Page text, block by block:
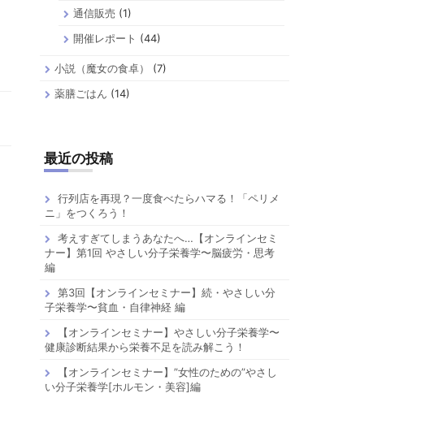
通信販売 (1)
開催レポート (44)
小説（魔女の食卓）
(7)
薬膳ごはん (14)
最近の投稿
行列店を再現？一度食べたらハマる！「ペリメ
ニ」をつくろう！
考えすぎてしまうあなたへ…【オンラインセミ
ナー】第1回 やさしい分子栄養学〜脳疲労・思考
編
第3回【オンラインセミナー】続・やさしい分
子栄養学〜貧血・自律神経 編
【オンラインセミナー】やさしい分子栄養学〜
健康診断結果から栄養不足を読み解こう！
【オンラインセミナー】”女性のための”やさし
い分子栄養学[ホルモン・美容]編